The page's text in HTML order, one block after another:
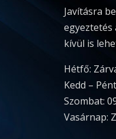
Javításra
egyeztetés
kívül is
Hétfő:
Kedd –
Szombat:
Vasárnap: